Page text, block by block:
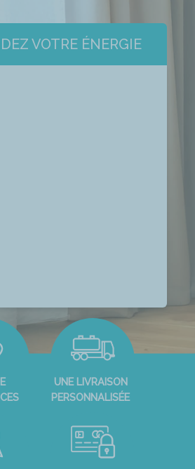
VOTRE ÉNERGIE
UNE LIVRAISON
PERSONNALISÉE